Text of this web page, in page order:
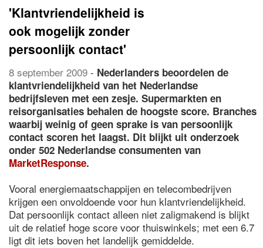
'Klantvriendelijkheid is
ook mogelijk zonder
persoonlijk contact'
8 september 2009 - Nederlanders beoordelen de
klantvriendelijkheid van het Nederlandse
bedrijfsleven met een zesje. Supermarkten en
reisorganisaties behalen de hoogste score. Branches
waarbij weinig of geen sprake is van persoonlijk
contact scoren het laagst. Dit blijkt uit onderzoek
onder 502 Nederlandse consumenten van
MarketResponse.
Vooral energiemaatschappijen en telecombedrijven
krijgen een onvoldoende voor hun klantvriendelijkheid.
Dat persoonlijk contact alleen niet zaligmakend is blijkt
uit de relatief hoge score voor thuiswinkels; met een 6.7
ligt dit iets boven het landelijk gemiddelde.